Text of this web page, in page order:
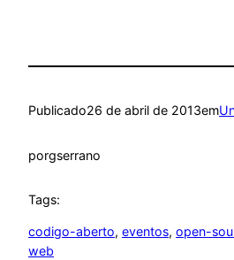
Publicado26 de abril de 2013em
porgserrano
Tags:
codigo-aberto, eventos, open-
web